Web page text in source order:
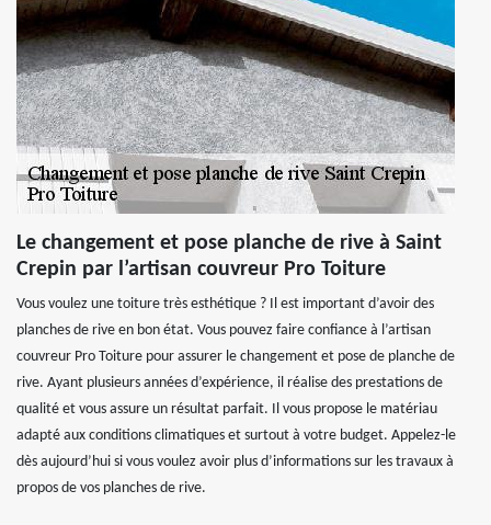
Le changement et pose planche de rive à Saint
Crepin par l’artisan couvreur Pro Toiture
Vous voulez une toiture très esthétique ? Il est important d’avoir des
planches de rive en bon état. Vous pouvez faire confiance à l’artisan
couvreur Pro Toiture pour assurer le changement et pose de planche de
rive. Ayant plusieurs années d’expérience, il réalise des prestations de
qualité et vous assure un résultat parfait. Il vous propose le matériau
adapté aux conditions climatiques et surtout à votre budget. Appelez-le
dès aujourd’hui si vous voulez avoir plus d’informations sur les travaux à
propos de vos planches de rive.